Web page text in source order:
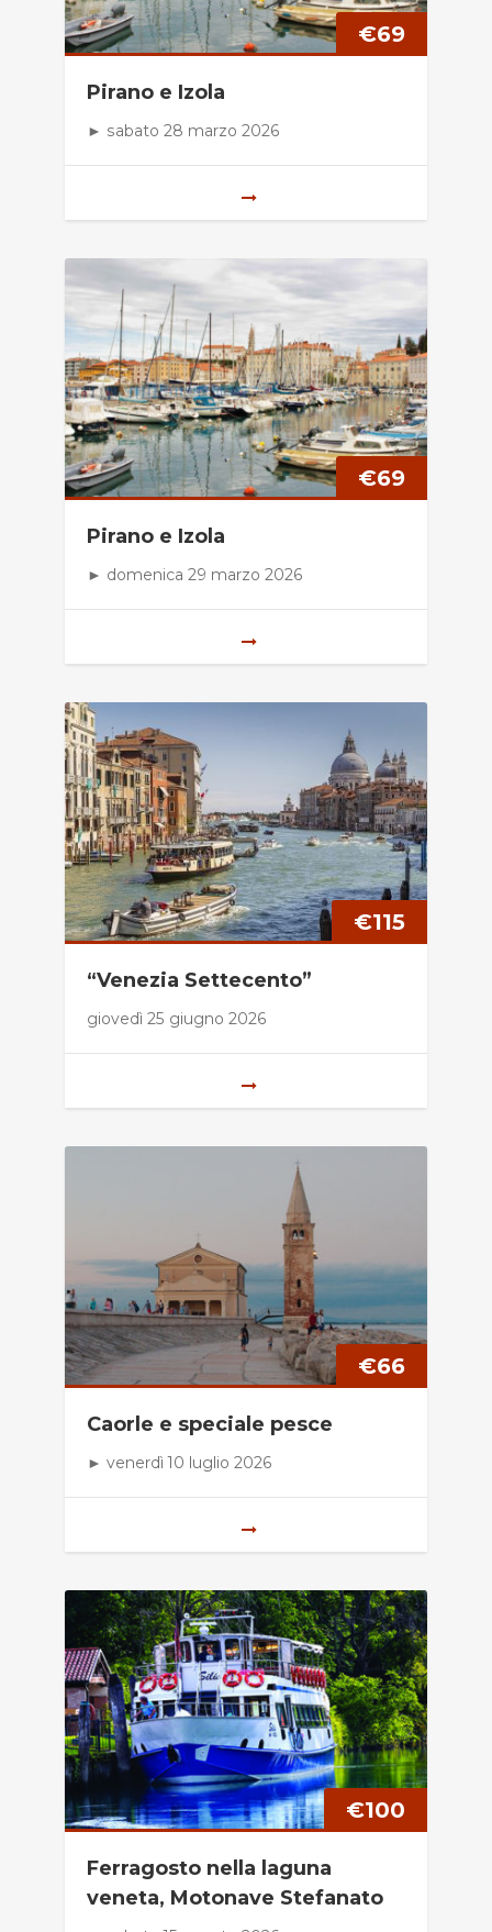
€69
Pirano e Izola
► sabato 28 marzo 2026
€69
Pirano e Izola
► domenica 29 marzo 2026
€115
“Venezia Settecento”
giovedì 25 giugno 2026
€66
Caorle e speciale pesce
► venerdì 10 luglio 2026
€100
Ferragosto nella laguna
veneta, Motonave Stefanato